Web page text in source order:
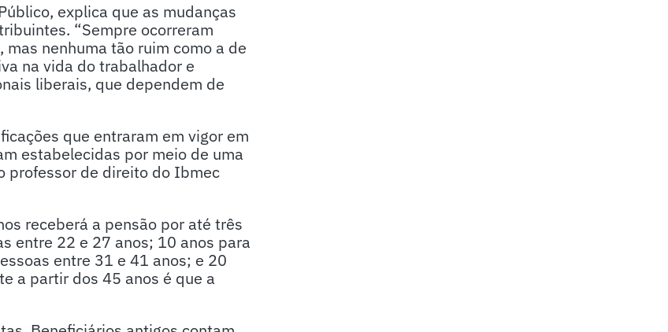
explica que as mudanças
“Sempre ocorreram
nenhuma tão ruim como a de
na vida do trabalhador e
liberais, que dependem de
que entraram em vigor em
estabelecidas por meio de uma
professor de direito do Ibmec
receberá a pensão por até três
entre 22 e 27 anos; 10 anos para
entre 31 e 41 anos; e 20
a partir dos 45 anos é que a